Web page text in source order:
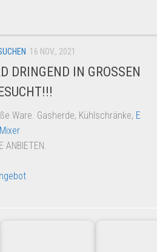
16 NOV., 2021
DRINGEND IN GROSSEN
Ware. Gasherde, Kühlschränke, E
Mixer
ANBIETEN.